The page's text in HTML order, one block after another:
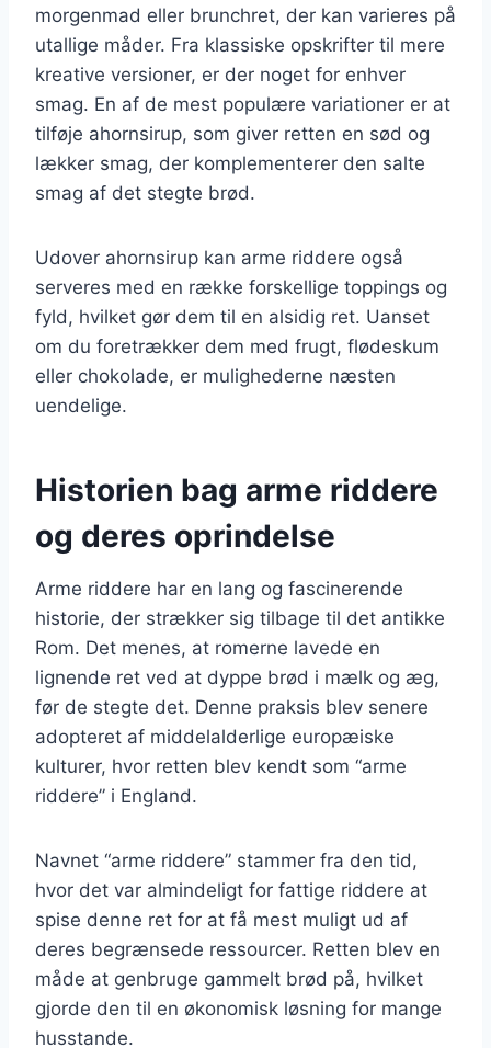
morgenmad eller brunchret, der kan varieres på
utallige måder. Fra klassiske opskrifter til mere
kreative versioner, er der noget for enhver
smag. En af de mest populære variationer er at
tilføje ahornsirup, som giver retten en sød og
lækker smag, der komplementerer den salte
smag af det stegte brød.
Udover ahornsirup kan arme riddere også
serveres med en række forskellige toppings og
fyld, hvilket gør dem til en alsidig ret. Uanset
om du foretrækker dem med frugt, flødeskum
eller chokolade, er mulighederne næsten
uendelige.
Historien bag arme riddere
og deres oprindelse
Arme riddere har en lang og fascinerende
historie, der strækker sig tilbage til det antikke
Rom. Det menes, at romerne lavede en
lignende ret ved at dyppe brød i mælk og æg,
før de stegte det. Denne praksis blev senere
adopteret af middelalderlige europæiske
kulturer, hvor retten blev kendt som “arme
riddere” i England.
Navnet “arme riddere” stammer fra den tid,
hvor det var almindeligt for fattige riddere at
spise denne ret for at få mest muligt ud af
deres begrænsede ressourcer. Retten blev en
måde at genbruge gammelt brød på, hvilket
gjorde den til en økonomisk løsning for mange
husstande.